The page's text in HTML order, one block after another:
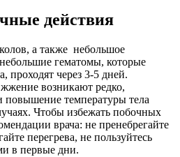
действия
а также небольшое
гематомы, которые
проходят через 3-5 дней.
возникают редко,
повышение температуры тела
Чтобы избежать побочных
врача: не пренебрегайте
перегрева, не пользуйтесь
в первые дни.